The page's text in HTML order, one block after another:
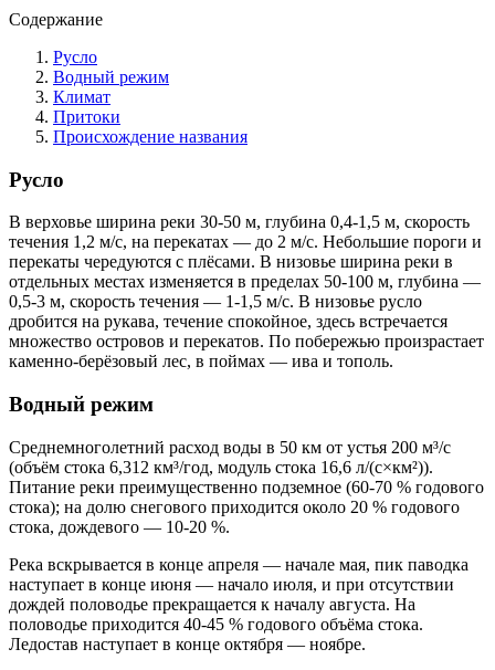
Содержание
Русло
Водный режим
Климат
Притоки
Происхождение названия
Русло
В верховье ширина реки 30-50 м, глубина 0,4-1,5 м, скорость
течения 1,2 м/с, на перекатах — до 2 м/с. Небольшие пороги и
перекаты чередуются с плёсами. В низовье ширина реки в
отдельных местах изменяется в пределах 50-100 м, глубина —
0,5-3 м, скорость течения — 1-1,5 м/с. В низовье русло
дробится на рукава, течение спокойное, здесь встречается
множество островов и перекатов. По побережью произрастает
каменно-берёзовый лес, в поймах — ива и тополь.
Водный режим
Среднемноголетний расход воды в 50 км от устья 200 м³/с
(объём стока 6,312 км³/год, модуль стока 16,6 л/(с×км²)).
Питание реки преимущественно подземное (60-70 % годового
стока); на долю снегового приходится около 20 % годового
стока, дождевого — 10-20 %.
Река вскрывается в конце апреля — начале мая, пик паводка
наступает в конце июня — начало июля, и при отсутствии
дождей половодье прекращается к началу августа. На
половодье приходится 40-45 % годового объёма стока.
Ледостав наступает в конце октября — ноябре.